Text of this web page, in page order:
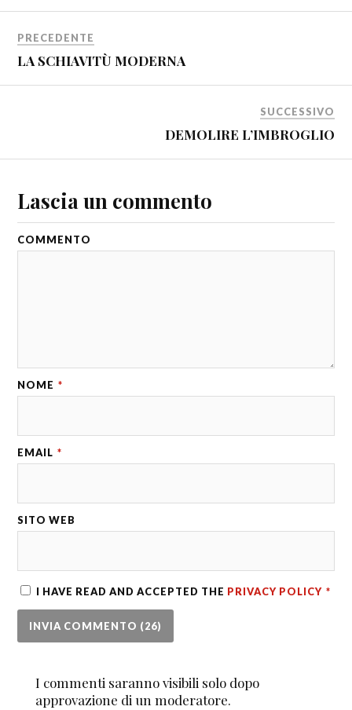
PRECEDENTE
LA SCHIAVITÙ MODERNA
SUCCESSIVO
DEMOLIRE L’IMBROGLIO
Lascia un commento
COMMENTO
NOME *
EMAIL *
SITO WEB
I HAVE READ AND ACCEPTED THE PRIVACY POLICY *
I commenti saranno visibili solo dopo
approvazione di un moderatore.